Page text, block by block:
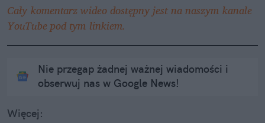
Cały komentarz wideo dostępny jest na naszym kanale
YouTube pod tym linkiem.
Nie przegap żadnej ważnej wiadomości i
obserwuj nas w Google News!
Więcej: